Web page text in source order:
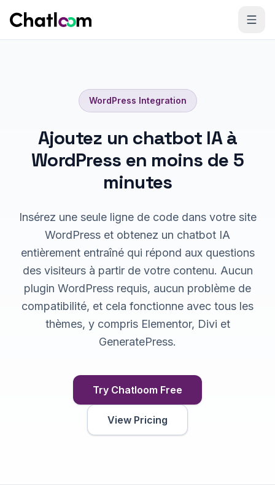
WordPress Integration
Ajoutez un chatbot IA à
WordPress en moins de 5
minutes
Insérez une seule ligne de code dans votre site
WordPress et obtenez un chatbot IA
entièrement entraîné qui répond aux questions
des visiteurs à partir de votre contenu. Aucun
plugin WordPress requis, aucun problème de
compatibilité, et cela fonctionne avec tous les
thèmes, y compris Elementor, Divi et
GeneratePress.
Try Chatloom Free
View Pricing